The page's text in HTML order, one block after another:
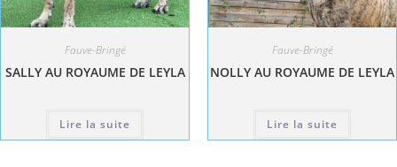
Fauve-Bringé
SALLY AU ROYAUME DE LEYLA
Lire la suite
Fauve-Bringé
NOLLY AU ROYAUME DE LEYLA
Lire la suite